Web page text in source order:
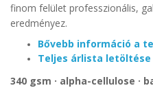
finom felület professzionális,
eredményez.
Bővebb információ a
Teljes árlista letöltése
340 gsm · alpha-cellulose ·